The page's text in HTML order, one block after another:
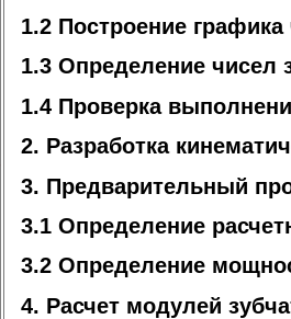
1.2 Построение
1.3 Определение чисел
1.4 Проверка
2. Разработка
3. Предварительный
3.1 Определение
3.2 Определение
4. Расчет модулей